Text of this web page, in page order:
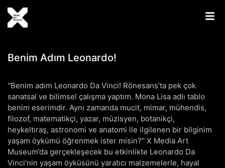
Benim Adım Leonardo!
''Benim adım Leonardo Da Vinci! Rönesans’ta pek çok
sanatsal ve bilimsel çalışma yaptım. Mona Lisa adlı tablo
benim eserimdir. Aynı zamanda mucit, mimar, mühendis,
filozof, matematikçi, yazar, müzisyen, botanikçi,
heykeltıraş, astronomi ve anatomi ile ilgilenen bir bilginim
yaşam öykümü öğrenmek ister misin?'' X Media Art
Museum’da gerçekleşecek bu etkinlikte Leonardo Da
Vinci’nin yaşam öyküsünü yaratıcı malzemelerle, hayal